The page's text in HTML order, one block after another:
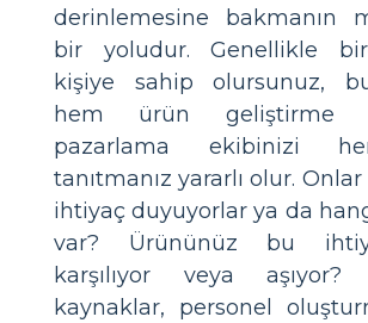
derinlemesine bakmanın
bir yoludur. Genellikle
kişiye sahip olursunuz,
hem ürün geliştirme
pazarlama ekibinizi
tanıtmanız yararlı olur.
ihtiyaç duyuyorlar ya da
var? Ürününüz bu
karşılıyor veya aşıyor?
kaynaklar, personel